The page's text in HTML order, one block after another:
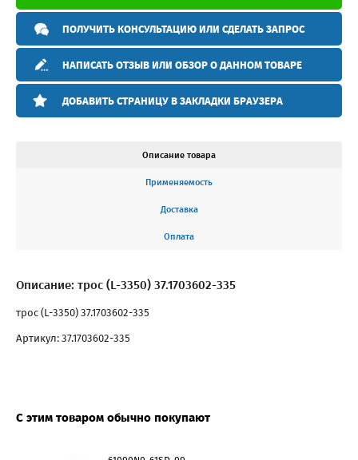
ПОЛУЧИТЬ КОНСУЛЬТАЦИЮ ИЛИ СДЕЛАТЬ ЗАПРОС
НАПИСАТЬ ОТЗЫВ ИЛИ ОБЗОР О ДАННОМ ТОВАРЕ
ДОБАВИТЬ СТРАНИЦУ В ЗАКЛАДКИ БРАУЗЕРА
Описание товара
Применяемость
Доставка
Оплата
Описание: трос (L-3350) 37.1703602-335
трос (L-3350) 37.1703602-335
Артикул: 37.1703602-335
С этим товаром обычно покупают